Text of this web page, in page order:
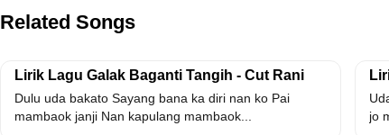
Related Songs
Lirik Lagu Galak Baganti Tangih - Cut Rani
Dulu uda bakato Sayang bana ka diri nan ko Pai
mambaok janji Nan kapulang mambaok...
jo